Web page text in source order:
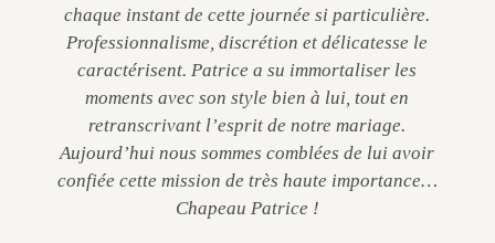
chaque instant de cette journée si particulière.
Professionnalisme, discrétion et délicatesse le
caractérisent. Patrice a su immortaliser les
moments avec son style bien à lui, tout en
retranscrivant l’esprit de notre mariage.
Aujourd’hui nous sommes comblées de lui avoir
confiée cette mission de très haute importance…
Chapeau Patrice !